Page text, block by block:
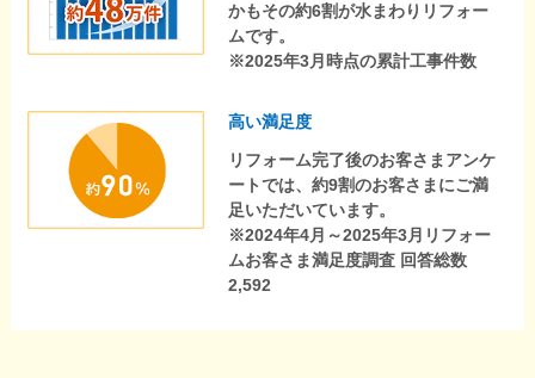
かもその約6割が水まわりリフォー
ムです。
※2025年3月時点の累計工事件数
高い満足度
リフォーム完了後のお客さまアンケ
ートでは、約9割のお客さまにご満
足いただいています。
※2024年4月～2025年3月リフォー
ムお客さま満足度調査 回答総数
2,592